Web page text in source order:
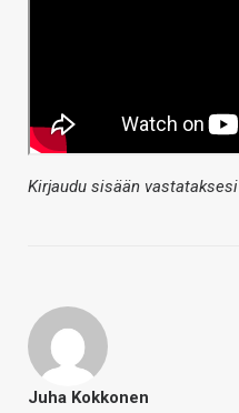
Kirjaudu sisään vastataksesi
Juha Kokkonen